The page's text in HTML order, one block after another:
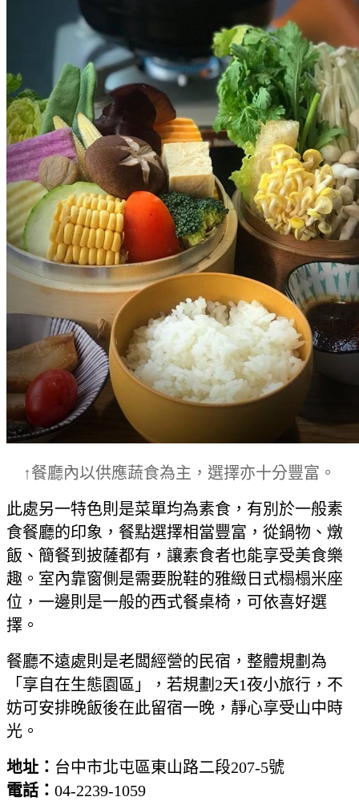
↑餐廳內以供應蔬食為主，選擇亦十分豐富。
此處另一特色則是菜單均為素食，有別於一般素
食餐廳的印象，餐點選擇相當豐富，從鍋物、燉
飯、簡餐到披薩都有，讓素食者也能享受美食樂
趣。室內靠窗側是需要脫鞋的雅緻日式榻榻米座
位，一邊則是一般的西式餐桌椅，可依喜好選
擇。
餐廳不遠處則是老闆經營的民宿，整體規劃為
「享自在生態園區」，若規劃2天1夜小旅行，不
妨可安排晚飯後在此留宿一晚，靜心享受山中時
光。
地址： 台中市北屯區東山路二段207-5號
電話： 04-2239-1059